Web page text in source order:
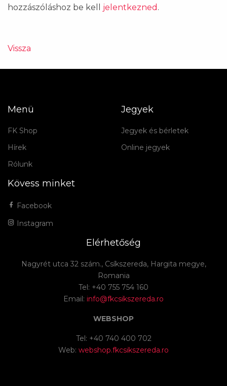
hozzászóláshoz be kell jelentkezned .
Vissza
Menü
FK Shop
Hírek
Rólunk
Jegyek
Jegyek és bérletek
Online jegyek
Kövess minket
Facebook
Instagram
Elérhetőség
Nagyrét utca 32 szám., Csíkszereda, Hargita megye,
Romania
Tel: +40 755 754 160
Email: info@fkcsikszereda.ro
WEBSHOP
Tel: +40 740 400 702
Web: webshop.fkcsikszereda.ro